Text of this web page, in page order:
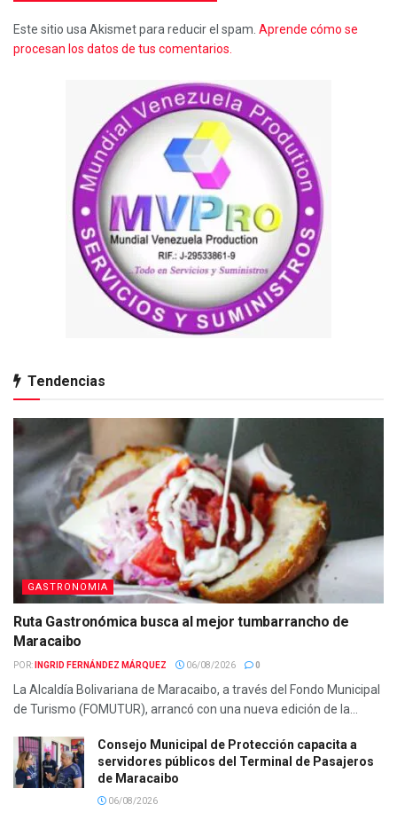
Este sitio usa Akismet para reducir el spam. Aprende cómo se
procesan los datos de tus comentarios.
Tendencias
GASTRONOMIA
Ruta Gastronómica busca al mejor tumbarrancho de
Maracaibo
POR: INGRID FERNÁNDEZ MÁRQUEZ 06/08/2026 0
La Alcaldía Bolivariana de Maracaibo, a través del Fondo Municipal
de Turismo (FOMUTUR), arrancó con una nueva edición de la...
Consejo Municipal de Protección capacita a
servidores públicos del Terminal de Pasajeros
de Maracaibo
06/08/2026